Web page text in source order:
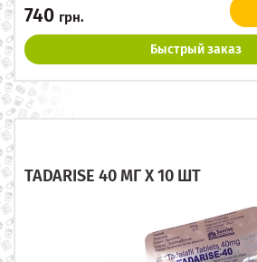
740 грн.
Быстрый заказ
TADARISE 40 МГ X 10 ШТ